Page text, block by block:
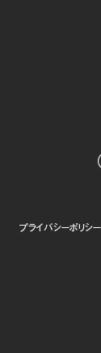
プライバシーポリシー